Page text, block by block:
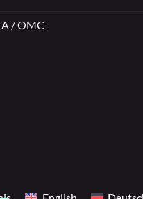
/ OMC